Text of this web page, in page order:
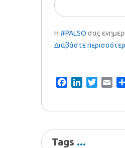
Η #PALSO σας
Διαβάστε
FacebookLinkedInTwitter
Tags